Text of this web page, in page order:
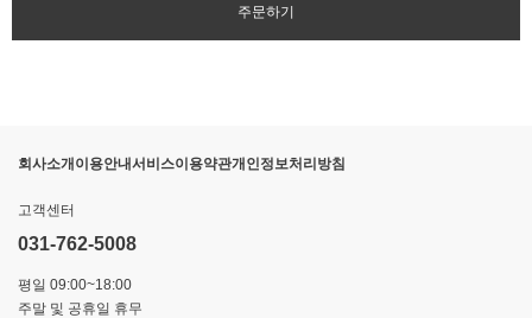
주문하기
회사소개 이용안내서비스이용약관개인정보처리방침
고객센터
031-762-5008
평일 09:00~18:00
주말 및 공휴일 휴무